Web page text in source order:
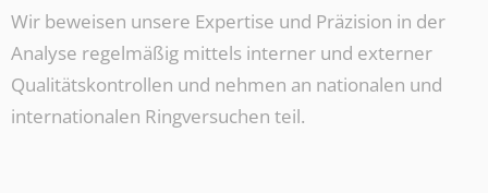
Wir beweisen unsere Expertise und Präzision in der
Analyse regelmäßig mittels interner und externer
Qualitätskontrollen und nehmen an nationalen und
internationalen Ringversuchen teil.